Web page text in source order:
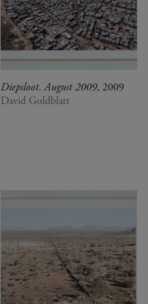
Diepsloot. August 2009, 2009
David Goldblatt